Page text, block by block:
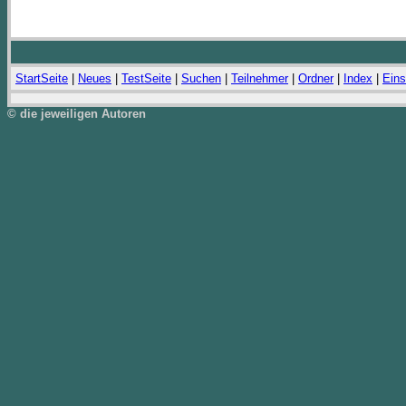
StartSeite Neues TestSeite Suchen Teilnehmer| Ordner| Index
© die jeweiligen Autoren